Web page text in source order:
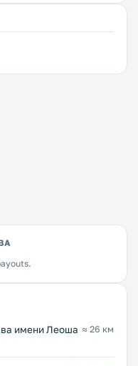
имени Леоша ≈ 26 км